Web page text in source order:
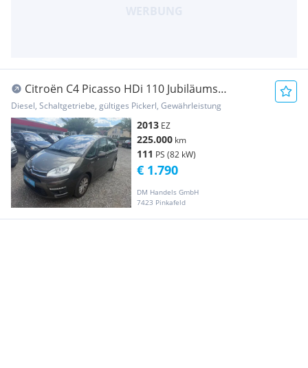
Citroën C4 Picasso HDi 110 Jubiläums
Collection
Diesel, Schaltgetriebe, gültiges Pickerl, Gewährleistung
2013 EZ
225.000 km
111 PS (82 kW)
DM Handels GmbH
7423 Pinkafeld
€ 1.790